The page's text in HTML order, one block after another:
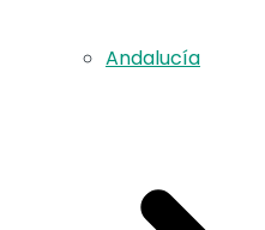
Andalucía